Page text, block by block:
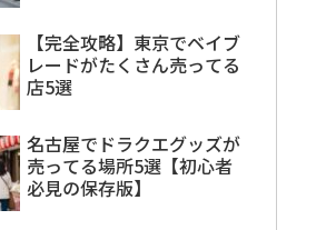
【完全攻略】東京でベイブ
レードがたくさん売ってる
店5選
名古屋でドラクエグッズが
売ってる場所5選【初心者
必見の保存版】